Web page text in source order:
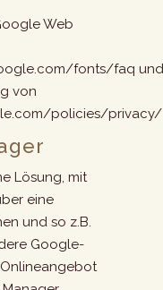
Web
fonts/faq und
von
policies/privacy/
Lösung, mit
eine
und so z.B.
Google-